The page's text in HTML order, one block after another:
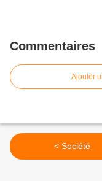
Commentaires
Ajouter
< Société